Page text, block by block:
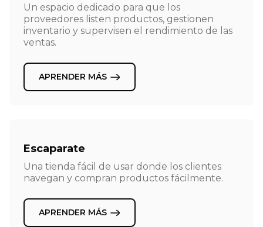
Un espacio dedicado para que los
proveedores listen productos, gestionen
inventario y supervisen el rendimiento de las
ventas.
APRENDER MÁS
Escaparate
Una tienda fácil de usar donde los clientes
navegan y compran productos fácilmente.
APRENDER MÁS